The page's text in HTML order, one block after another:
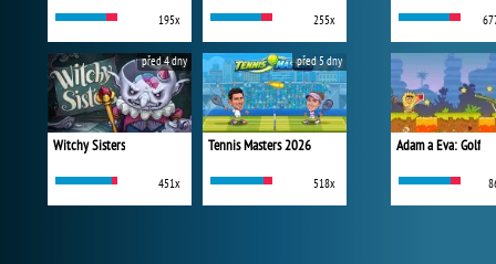
195x 255x
Witchy Sisters
451x
před 4 dny
Tennis Masters 2026
518x
před 5 dny
Adam a Eva: Golf